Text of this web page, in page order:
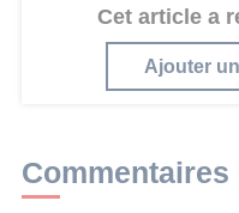
Cet article a
Ajouter
Commentaires